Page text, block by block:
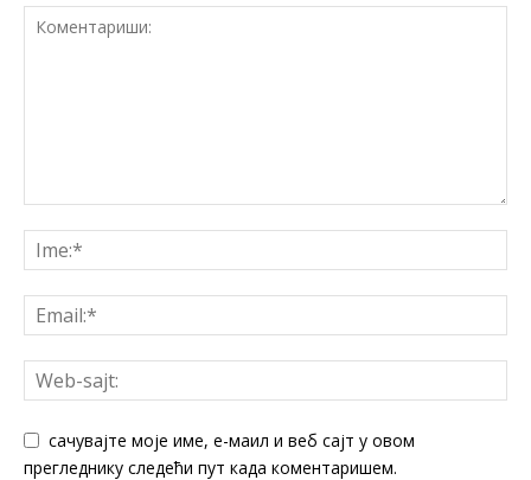
сачувајте моје име, е-маил и веб сајт у овом
прегледнику следећи пут када коментаришем.